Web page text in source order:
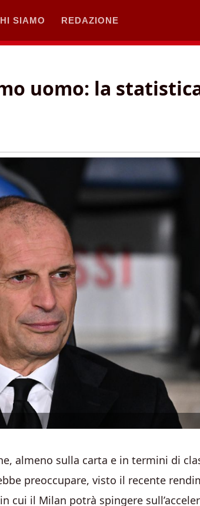
SIAMO REDAZIONE
uomo: la
almeno sulla carta e in termini di
preoccupare, visto il recente
cui il Milan potrà spingere